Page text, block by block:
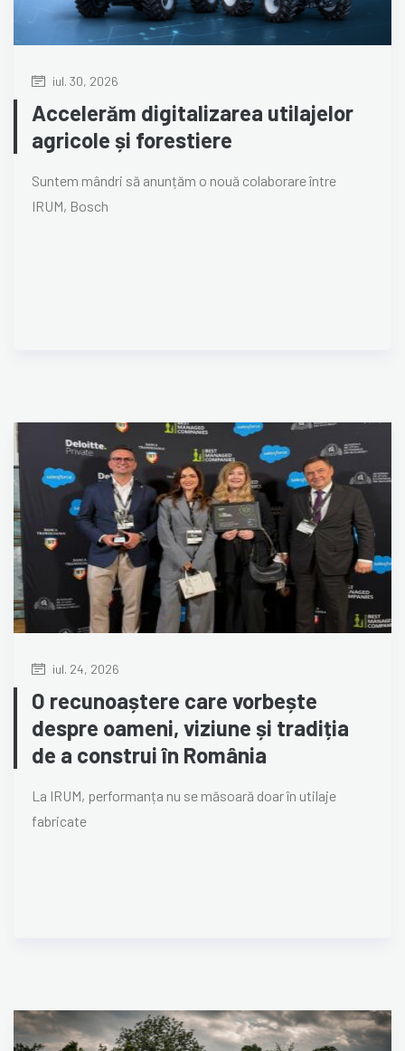
iul. 30, 2026
Accelerăm digitalizarea utilajelor
agricole și forestiere
Suntem mândri să anunțăm o nouă colaborare între
IRUM, Bosch
iul. 24, 2026
O recunoaștere care vorbește
despre oameni, viziune și tradiția
de a construi în România
La IRUM, performanța nu se măsoară doar în utilaje
fabricate